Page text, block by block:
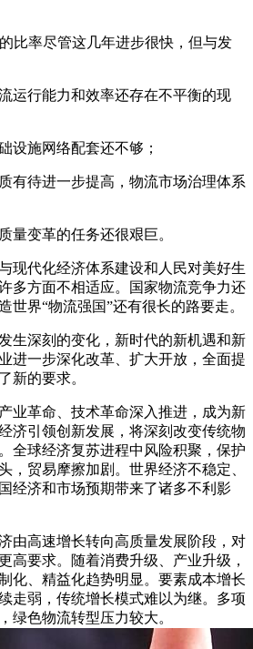
比率尽管这几年进步很快，但与发
运行能力和效率还存在不平衡的现
设施网络配套还不够；
有待进一步提高，物流市场治理体系
量变革的任务还很艰巨。
现代化经济体系建设和人民对美好生
多方面不相适应。国家物流竞争力还
世界“物流强国”还有很长的路要走。
生深刻的变化，新时代的新机遇和新
进一步深化改革、扩大开放，全面提
新的要求。
业革命、技术革命深入推进，成为新
济引领创新发展，将深刻改变传统物
全球经济复苏进程中风险积聚，保护
，贸易摩擦加剧。世界经济不稳定、
经济和市场预期带来了诸多不利影
由高速增长转向高质量发展阶段，对
高要求。随着消费升级、产业升级，
化、精益化趋势明显。要素成本增长
走弱，传统增长模式难以为继。多项
绿色物流转型压力较大。